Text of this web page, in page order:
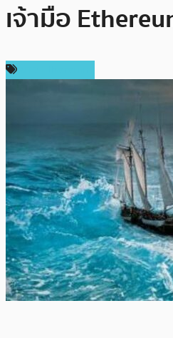
เจ้ามือ